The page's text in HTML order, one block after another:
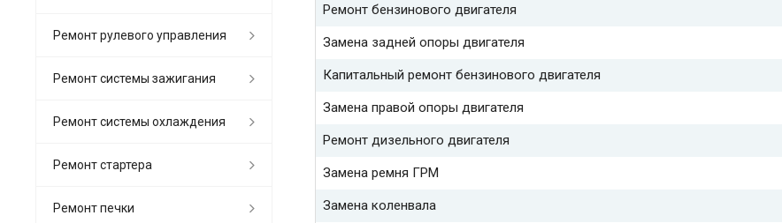
Ремонт бензинового двигателя
Замена задней опоры двигателя
Капитальный ремонт бензинового двигателя
Замена правой опоры двигателя
Ремонт дизельного двигателя
Замена ремня ГРМ
Замена коленвала
Ремонт рулевого управления
Ремонт системы зажигания
Ремонт системы охлаждения
Ремонт стартера
Ремонт печки